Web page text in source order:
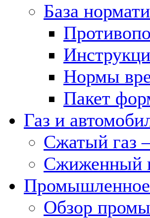
База
Нормы
Пакет
Газ и
Сжатый газ
Сжиженный
Промышленное
Обзор